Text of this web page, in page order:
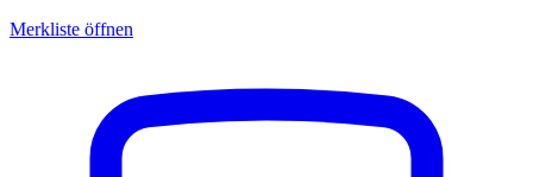
Merkliste öffnen